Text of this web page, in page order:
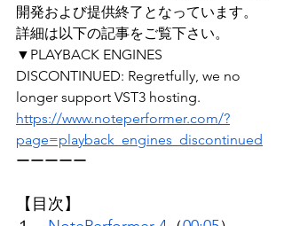
開発および提供終了となっています。
詳細は以下の記事をご覧下さい。
▼ PLAYBACK ENGINES
DISCONTINUED: Regretfully, we no
longer support VST3 hosting.
https://www.noteperformer.com/?
page=playback_engines_discontinued
ーーーーー
【目次】